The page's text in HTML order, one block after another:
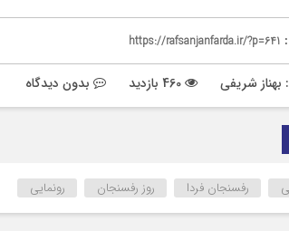
https://rafsanjanfarda.ir/?p=641
بهناز شریفی بدون دیدگاه
رفسنجان فردا روز رفسنجان رونمایی